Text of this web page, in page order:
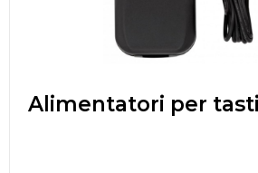
Alimentatori per